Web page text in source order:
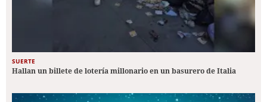
SUERTE
Hallan un billete de lotería millonario en un basurero de Italia